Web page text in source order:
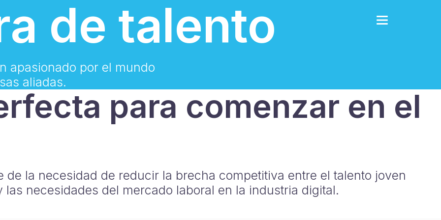
de talento
apasionado por el mundo
aliadas.
para comenzar en el
de la necesidad de reducir la brecha competitiva entre el talento joven
necesidades del mercado laboral en la industria digital.